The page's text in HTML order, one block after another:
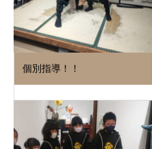
個別指導！！